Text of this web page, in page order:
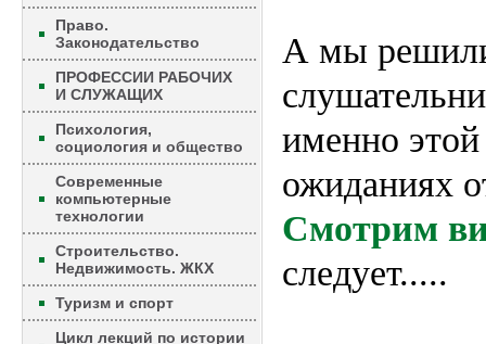
Право.
Законодательство
ПРОФЕССИИ РАБОЧИХ
И СЛУЖАЩИХ
Психология,
социология и общество
Современные
компьютерные
технологии
Строительство.
Недвижимость. ЖКХ
Туризм и спорт
Цикл лекций по истории
А мы
именно
ожиданиях
Смотрим
следует.....